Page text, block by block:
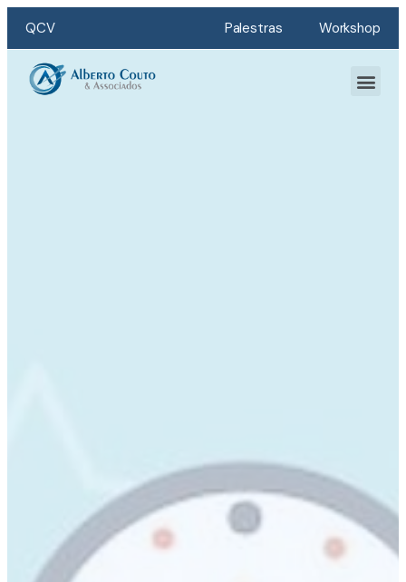
QCV Palestras Workshop